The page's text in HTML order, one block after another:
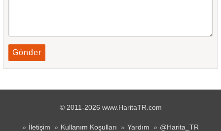
Gönder
© 2011-2026 www.HaritaTR.com
İletişim Kullanım Koşulları Yardım @Harita_TR